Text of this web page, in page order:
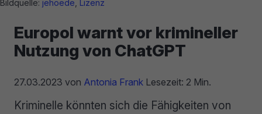
Bildquelle: jehoede Lizenz
Europol warnt vor krimineller
Nutzung von ChatGPT
27.03.2023 von Antonia Frank Lesezeit: 2 Min.
Kriminelle könnten sich die Fähigkeiten von